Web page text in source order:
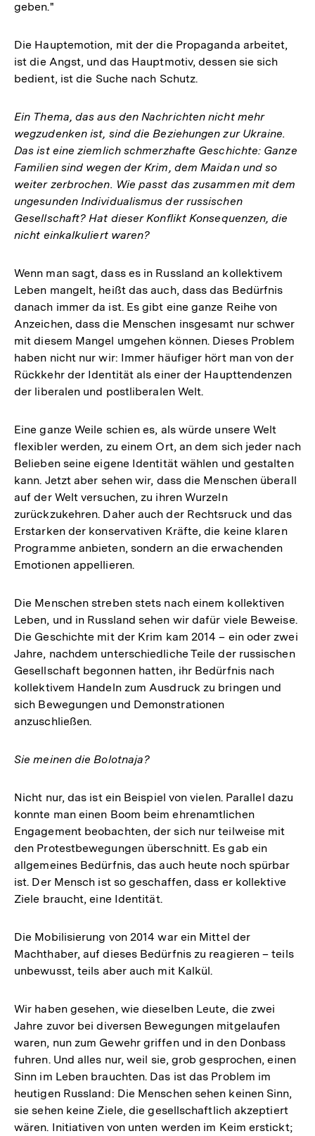
geben."
Die Hauptemotion, mit der die Propaganda arbeitet,
ist die Angst, und das Hauptmotiv, dessen sie sich
bedient, ist die Suche nach Schutz.
Ein Thema, das aus den Nachrichten nicht mehr
wegzudenken ist, sind die Beziehungen zur Ukraine.
Das ist eine ziemlich schmerzhafte Geschichte: Ganze
Familien sind wegen der Krim, dem Maidan und so
weiter zerbrochen. Wie passt das zusammen mit dem
ungesunden Individualismus der russischen
Gesellschaft? Hat dieser Konflikt Konsequenzen, die
nicht einkalkuliert waren?
Wenn man sagt, dass es in Russland an kollektivem
Leben mangelt, heißt das auch, dass das Bedürfnis
danach immer da ist. Es gibt eine ganze Reihe von
Anzeichen, dass die Menschen insgesamt nur schwer
mit diesem Mangel umgehen können. Dieses Problem
haben nicht nur wir: Immer häufiger hört man von der
Rückkehr der Identität als einer der Haupttendenzen
der liberalen und postliberalen Welt.
Eine ganze Weile schien es, als würde unsere Welt
flexibler werden, zu einem Ort, an dem sich jeder nach
Belieben seine eigene Identität wählen und gestalten
kann. Jetzt aber sehen wir, dass die Menschen überall
auf der Welt versuchen, zu ihren Wurzeln
zurückzukehren. Daher auch der Rechtsruck und das
Erstarken der konservativen Kräfte, die keine klaren
Programme anbieten, sondern an die erwachenden
Emotionen appellieren.
Die Menschen streben stets nach einem kollektiven
Leben, und in Russland sehen wir dafür viele Beweise.
Die Geschichte mit der Krim kam 2014 – ein oder zwei
Jahre, nachdem unterschiedliche Teile der russischen
Gesellschaft begonnen hatten, ihr Bedürfnis nach
kollektivem Handeln zum Ausdruck zu bringen und
sich Bewegungen und Demonstrationen
anzuschließen.
Sie meinen die Bolotnaja?
Nicht nur, das ist ein Beispiel von vielen. Parallel dazu
konnte man einen Boom beim ehrenamtlichen
Engagement beobachten, der sich nur teilweise mit
den Protestbewegungen überschnitt. Es gab ein
allgemeines Bedürfnis, das auch heute noch spürbar
ist. Der Mensch ist so geschaffen, dass er kollektive
Ziele braucht, eine Identität.
Die Mobilisierung von 2014 war ein Mittel der
Machthaber, auf dieses Bedürfnis zu reagieren – teils
unbewusst, teils aber auch mit Kalkül.
Wir haben gesehen, wie dieselben Leute, die zwei
Jahre zuvor bei diversen Bewegungen mitgelaufen
waren, nun zum Gewehr griffen und in den Donbass
fuhren. Und alles nur, weil sie, grob gesprochen, einen
Sinn im Leben brauchten. Das ist das Problem im
heutigen Russland: Die Menschen sehen keinen Sinn,
sie sehen keine Ziele, die gesellschaftlich akzeptiert
wären. Initiativen von unten werden im Keim erstickt;